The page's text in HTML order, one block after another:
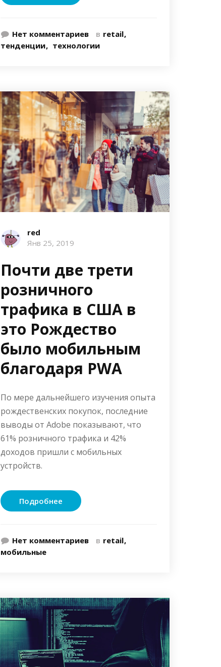
Нет комментариев в retail
тенденции
технологии
red
Янв 25, 2019
Почти две трети
розничного
трафика в США в
это Рождество
было мобильным
благодаря PWA
По мере дальнейшего изучения опыта
рождественских покупок, последние
выводы от Adobe показывают, что
61% розничного трафика и 42%
доходов пришли с мобильных
устройств.
Подробнее
Нет комментариев в retail
мобильные